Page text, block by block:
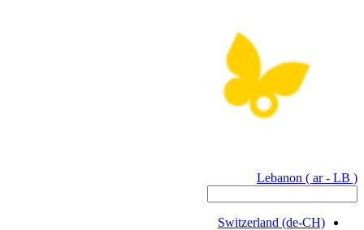
Lebanon ( ar - LB )
Switzerland (de-CH)